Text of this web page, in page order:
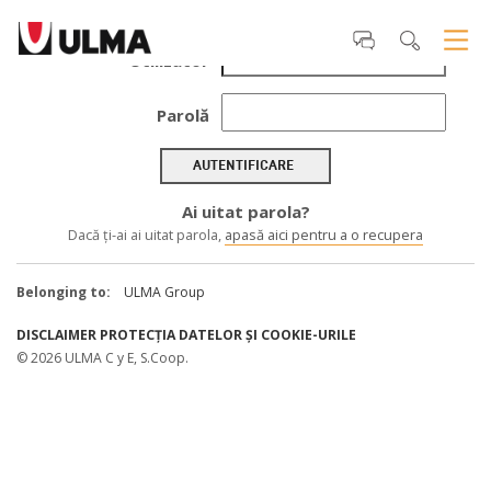
Utilizator
Parolă
AUTENTIFICARE
Ai uitat parola?
Dacă ţi-ai ai uitat parola, apasă aici pentru a o recupera
Belonging to: ULMA Group
DISCLAIMER PROTECȚIA DATELOR ȘI COOKIE-URILE
© 2026 ULMA C y E, S.Coop.